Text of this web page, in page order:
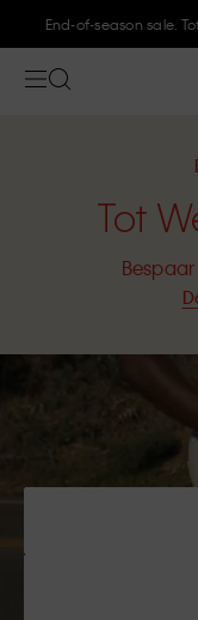
Meld je aan
Tot